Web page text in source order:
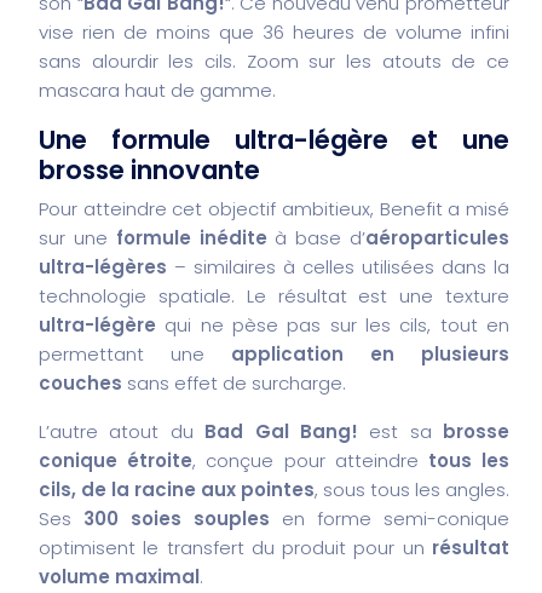
vise rien de moins que 36 heures de volume infini
sans alourdir les cils. Zoom sur les atouts de ce
mascara haut de gamme.
Une formule ultra-légère et une
brosse innovante
Pour atteindre cet objectif ambitieux, Benefit a misé
sur une formule inédite à base d’aéroparticules
ultra-légères – similaires à celles utilisées dans la
technologie spatiale. Le résultat est une texture
ultra-légère qui ne pèse pas sur les cils, tout en
permettant une application en plusieurs
couches sans effet de surcharge.
L’autre atout du Bad Gal Bang! est sa brosse
conique étroite, conçue pour atteindre tous les
cils, de la racine aux pointes, sous tous les angles.
Ses 300 soies souples en forme semi-conique
optimisent le transfert du produit pour un résultat
volume maximal.